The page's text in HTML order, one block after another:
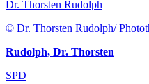
Dr. Thorsten Rudolph
© Dr. Thorsten Rudolph/
Rudolph, Dr. Thorsten
SPD